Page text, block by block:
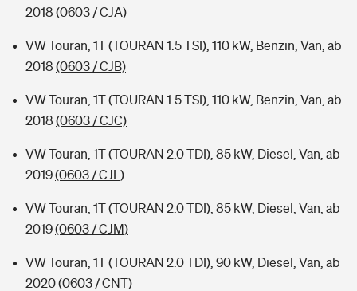
2018 (0603 / CJA)
VW Touran, 1T (TOURAN 1.5 TSI), 110 kW, Benzin, Van, ab
2018 (0603 / CJB)
VW Touran, 1T (TOURAN 1.5 TSI), 110 kW, Benzin, Van, ab
2018 (0603 / CJC)
VW Touran, 1T (TOURAN 2.0 TDI), 85 kW, Diesel, Van, ab
2019(0603 / CJL)
VW Touran, 1T (TOURAN 2.0 TDI), 85 kW, Diesel, Van, ab
2019(0603 / CJM)
VW Touran, 1T (TOURAN 2.0 TDI), 90 kW, Diesel, Van, ab
2020(0603 / CNT)